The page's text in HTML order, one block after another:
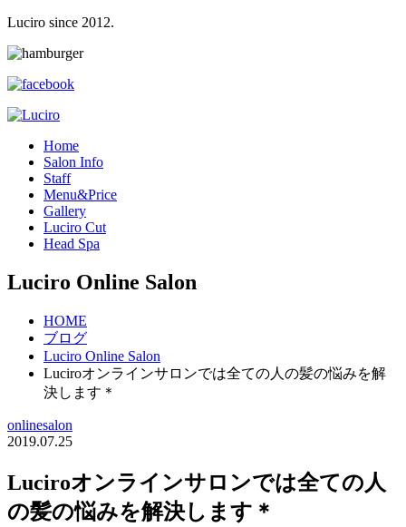
Luciro since 2012.
Home
Salon Info
Staff
Menu&Price
Gallery
Luciro Cut
Head Spa
Luciro Online Salon
HOME
ブログ
Luciro Online Salon
Luciroオンラインサロンでは全ての人の髪の悩みを解
決します＊
onlinesalon
2019.07.25
Luciroオンラインサロンでは全ての人
の髪の悩みを解決します＊